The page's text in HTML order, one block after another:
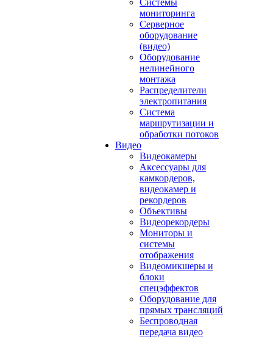
Системы
мониторинга
Серверное
оборудование
(видео)
Оборудование
нелинейного
монтажа
Распределители
электропитания
Система
маршрутизации и
обработки потоков
Видео
Видеокамеры
Аксессуары для
камкордеров,
видеокамер и
рекордеров
Объективы
Видеорекордеры
Мониторы и
системы
отображения
Видеомикшеры и
блоки
спецэффектов
Оборудование для
прямых трансляций
Беспроводная
передача видео